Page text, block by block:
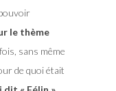
le thème
sans même
de quoi était